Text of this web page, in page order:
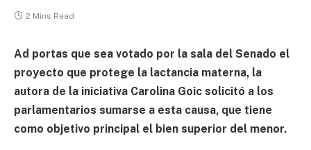
2 Mins Read
Ad portas que sea votado por la sala del Senado el
proyecto que protege la lactancia materna, la
autora de la iniciativa Carolina Goic solicitó a los
parlamentarios sumarse a esta causa, que tiene
como objetivo principal el bien superior del menor.